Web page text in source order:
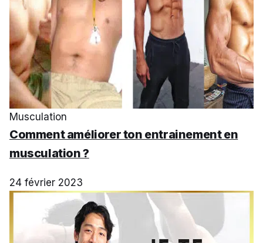
Musculation
Comment améliorer ton entrainement en
musculation ?
24 février 2023